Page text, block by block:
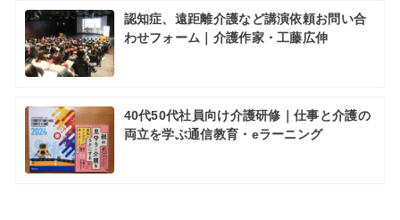
認知症、遠距離介護など講演依頼お問い合
わせフォーム｜介護作家・工藤広伸
40代50代社員向け介護研修｜仕事と介護の
両立を学ぶ通信教育・eラーニング